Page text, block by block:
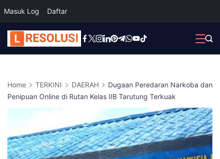
Masuk Log Daftar
Skip
to
Home TERKINI DAERAH
Dugaan Peredaran Narkoba dan
Penipuan Online di Rutan Kelas IIB Tarutung Terkuak